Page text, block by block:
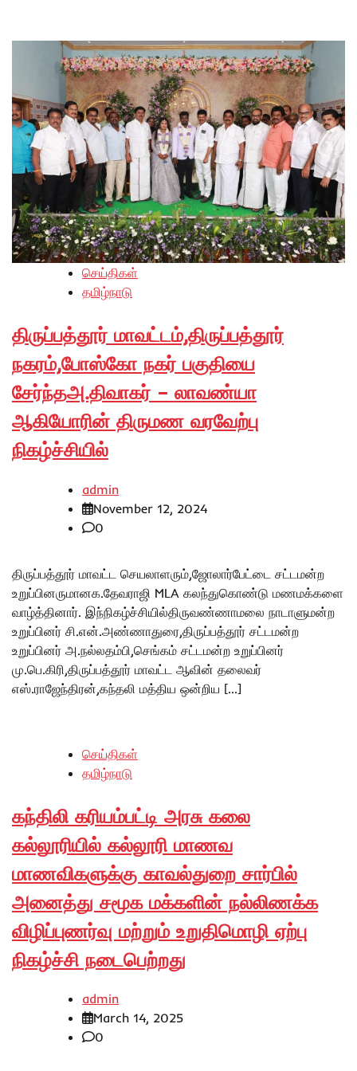
செய்திகள்
தமிழ்நாடு
திருப்பத்தூர் மாவட்டம்,திருப்பத்தூர்
நகரம்,போஸ்கோ நகர் பகுதியை
சேர்ந்தஅ.திவாகர் – லாவண்யா
ஆகியோரின் திருமண வரவேற்பு
நிகழ்ச்சியில்
admin
November 12, 2024
0
திருப்பத்தூர் மாவட்ட செயலாளரும்,ஜோலார்பேட்டை சட்டமன்ற
உறுப்பினருமானக.தேவராஜி MLA கலந்துகொண்டு மணமக்களை
வாழ்த்தினார். இந்நிகழ்ச்சியில்திருவண்ணாமலை நாடாளுமன்ற
உறுப்பினர் சி.என்.அண்ணாதுரை,திருப்பத்தூர் சட்டமன்ற
உறுப்பினர் அ.நல்லதம்பி,செங்கம் சட்டமன்ற உறுப்பினர்
மு.பெ.கிரி,திருப்பத்தூர் மாவட்ட ஆவின் தலைவர்
எஸ்.ராஜேந்திரன்,கந்தலி மத்திய ஒன்றிய […]
செய்திகள்
தமிழ்நாடு
கந்திலி கரியம்பட்டி அரசு கலை
கல்லூரியில் கல்லூரி மாணவ
மாணவிகளுக்கு காவல்துறை சார்பில்
அனைத்து சமூக மக்களின் நல்லிணக்க
விழிப்புணர்வு மற்றும் உறுதிமொழி ஏற்பு
நிகழ்ச்சி நடைபெற்றது
admin
March 14, 2025
0